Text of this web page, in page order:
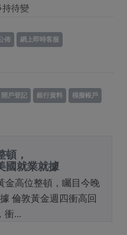
待變
佈 網上即時客服
開戶登記 銀行資料 模擬帳戶
頓，
國就業就據
金高位整頓，矚目今晚
倫敦黃金週四衝高回
衝...